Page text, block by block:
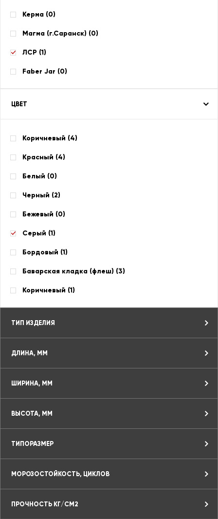
Керма (0)
Магма (г.Саранск) (0)
ЛСР (1)
Faber Jar (0)
ЦВЕТ
Коричневый (4)
Красный (4)
Белый (0)
Черный (2)
Бежевый (0)
Серый (1)
Бордовый (1)
Баварская кладка (флеш) (3)
Коричневый (1)
ТИП ИЗДЕЛИЯ
ДЛИНА, ММ
ШИРИНА, ММ
ВЫСОТА, ММ
ТИПОРАЗМЕР
МОРОЗОСТОЙКОСТЬ, ЦИКЛОВ
ПРОЧНОСТЬ КГ/СМ2